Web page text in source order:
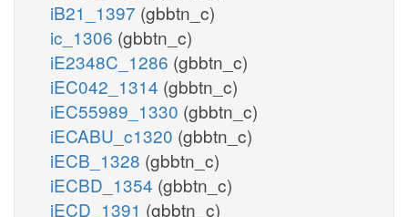
iB21_1397 (gbbtn_c)
ic_1306 (gbbtn_c)
iE2348C_1286 (gbbtn_c)
iEC042_1314 (gbbtn_c)
iEC55989_1330 (gbbtn_c)
iECABU_c1320 (gbbtn_c)
iECB_1328 (gbbtn_c)
iECBD_1354 (gbbtn_c)
iECD_1391 (gbbtn_c)